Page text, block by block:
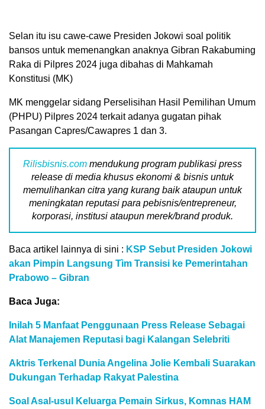
Selan itu isu cawe-cawe Presiden Jokowi soal politik
bansos untuk memenangkan anaknya Gibran Rakabuming
Raka di Pilpres 2024 juga dibahas di Mahkamah
Konstitusi (MK)
MK menggelar sidang Perselisihan Hasil Pemilihan Umum
(PHPU) Pilpres 2024 terkait adanya gugatan pihak
Pasangan Capres/Cawapres 1 dan 3.
Rilisbisnis.com mendukung program publikasi press
release di media khusus ekonomi & bisnis untuk
memulihankan citra yang kurang baik ataupun untuk
meningkatan reputasi para pebisnis/entrepreneur,
korporasi, institusi ataupun merek/brand produk.
Baca artikel lainnya di sini : KSP Sebut Presiden Jokowi
akan Pimpin Langsung Tìm Transisi ke Pemerintahan
Prabowo – Gibran
Baca Juga:
Inilah 5 Manfaat Penggunaan Press Release Sebagai
Alat Manajemen Reputasi bagi Kalangan Selebriti
Aktris Terkenal Dunia Angelina Jolie Kembali Suarakan
Dukungan Terhadap Rakyat Palestina
Soal Asal-usul Keluarga Pemain Sirkus, Komnas HAM